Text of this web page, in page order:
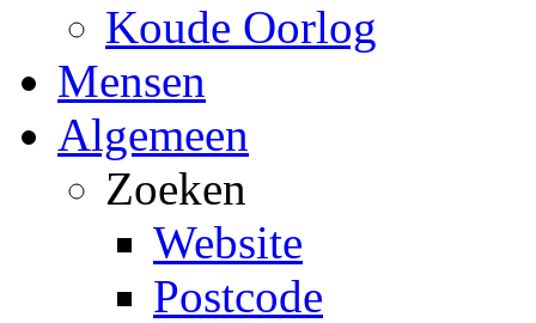
Koude Oorlog
Mensen
Algemeen
Zoeken
Website
Postcode